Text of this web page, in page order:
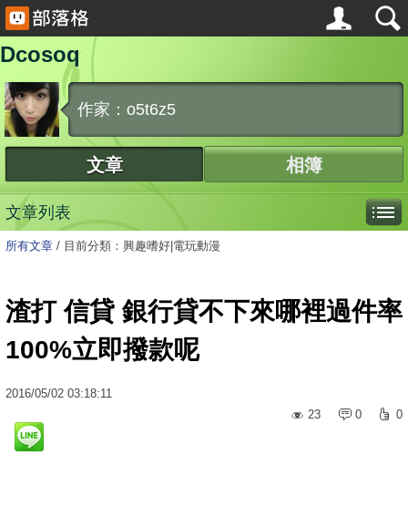
Dcosoq
作家：o5t6z5
文章 相簿
文章列表
所有文章 / 目前分類：興趣嗜好|電玩動漫
渣打 信貸 銀行貸不下來哪裡過件率
100%立即撥款呢
2016/05/02 03:18:11
23
0 0